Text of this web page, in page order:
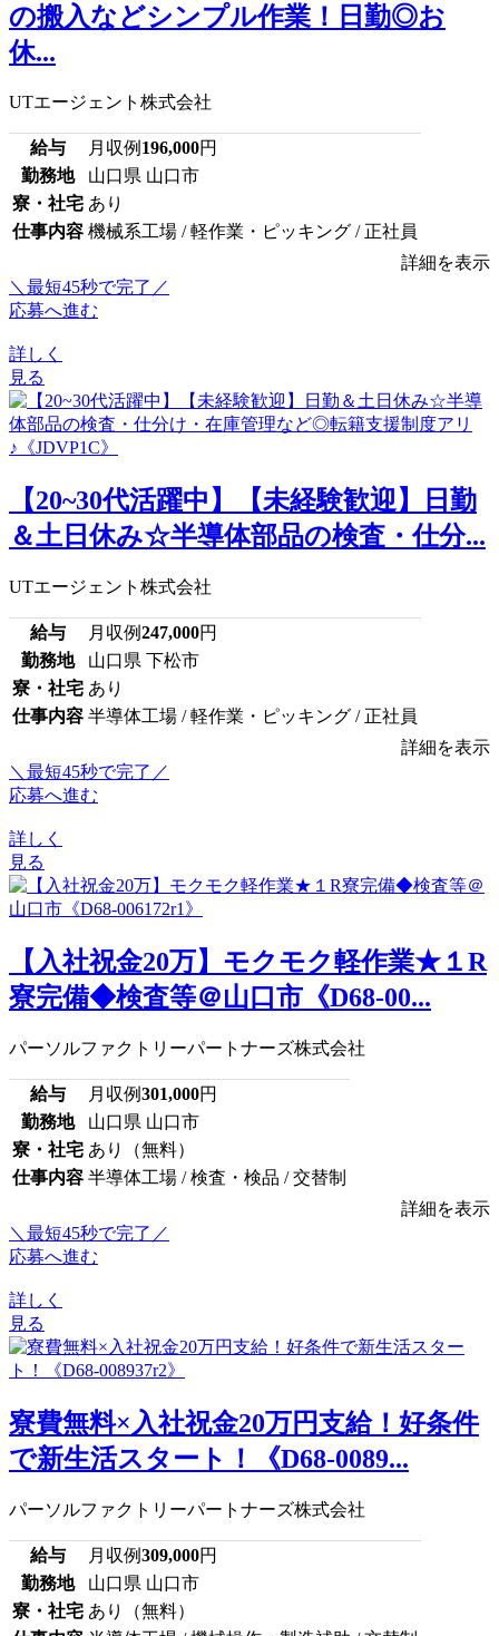
の搬入などシンプル作業！日勤◎お
休...
UTエージェント株式会社
給与 月収例 196,000円
勤務地
山口県 山口市
寮・社宅 あり
仕事内容 機械系工場 / 軽作業・ピッキング / 正社員
詳細を表示
＼最短45秒で完了／
応募へ進む
詳しく
見る
【20~30代活躍中】【未経験歓迎】日勤
＆土日休み☆半導体部品の検査・仕分...
UTエージェント株式会社
給与 月収例247,000円
勤務地
山口県 下松市
寮・社宅 あり
仕事内容 半導体工場 / 軽作業・ピッキング / 正社員
詳細を表示
＼最短45秒で完了／
応募へ進む
詳しく
見る
【入社祝金20万】モクモク軽作業★１R
寮完備◆検査等＠山口市《D68-00...
パーソルファクトリーパートナーズ株式会社
給与 月収例301,000円
勤務地
山口県 山口市
寮・社宅 あり（無料）
仕事内容 半導体工場 / 検査・検品 / 交替制
詳細を表示
＼最短45秒で完了／
応募へ進む
詳しく
見る
寮費無料×入社祝金20万円支給！好条件
で新生活スタート！《D68-0089...
パーソルファクトリーパートナーズ株式会社
給与 月収例309,000円
勤務地
山口県 山口市
寮・社宅 あり（無料）